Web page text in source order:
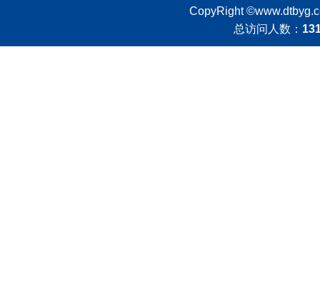
CopyRight ©
总访问人数：